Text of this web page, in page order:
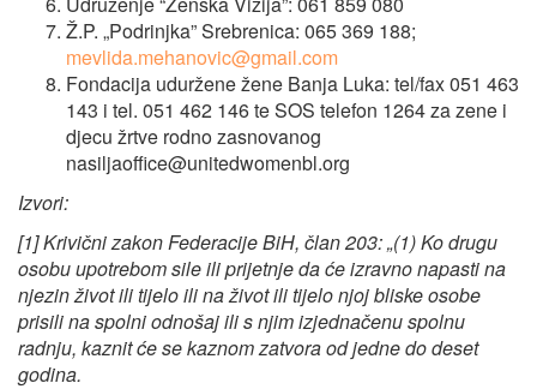
Ž.P. „Podrinjka” Srebrenica: 065 369 188;
mevlida.mehanovic@gmail.com
Fondacija uduržene žene Banja Luka: tel/fax 051 463
143 i tel. 051 462 146 te SOS telefon 1264 za zene i
djecu žrtve rodno zasnovanog
nasiljaoffice@unitedwomenbl.org
Izvori:
[1] Krivični zakon Federacije BiH, član 203: „(1) Ko drugu
osobu upotrebom sile ili prijetnje da će izravno napasti na
njezin život ili tijelo ili na život ili tijelo njoj bliske osobe
prisili na spolni odnošaj ili s njim izjednačenu spolnu
radnju, kaznit će se kaznom zatvora od jedne do deset
godina.